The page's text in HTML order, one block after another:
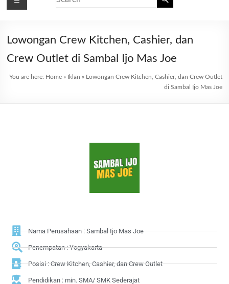
Lowongan Crew Kitchen, Cashier, dan
Crew Outlet di Sambal Ijo Mas Joe
You are here: Home» Iklan » Lowongan Crew Kitchen, Cashier, dan Crew Outlet
di Sambal Ijo Mas Joe
Nama Perusahaan : Sambal Ijo Mas Joe
Penempatan : Yogyakarta
Posisi : Crew Kitchen, Cashier, dan Crew Outlet
Pendidikan : min. SMA/ SMK Sederajat